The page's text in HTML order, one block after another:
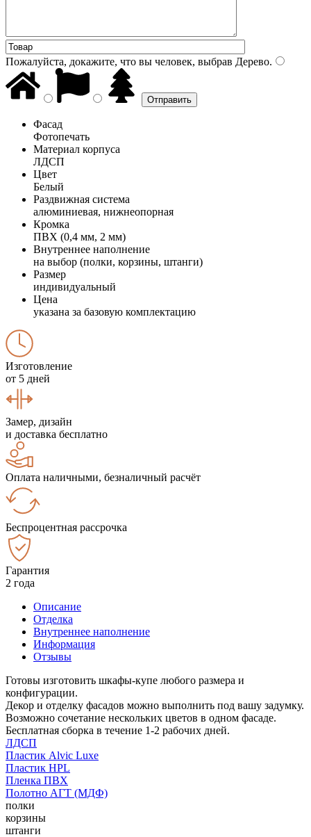
Пожалуйста, докажите, что вы человек, выбрав Дерево.
Фасад
Фотопечать
Материал корпуса
ЛДСП
Цвет
Белый
Раздвижная система
алюминиевая, нижнеопорная
Кромка
ПВХ (0,4 мм, 2 мм)
Внутреннее наполнение
на выбор (полки, корзины, штанги)
Размер
индивидуальный
Цена
указана за базовую комплектацию
Изготовление
от 5 дней
Замер, дизайн
и доставка бесплатно
Оплата наличными, безналичный расчёт
Беспроцентная рассрочка
Гарантия
2 года
Описание
Отделка
Внутреннее наполнение
Информация
Отзывы
Готовы изготовить шкафы-купе любого размера и
конфигурации.
Декор и отделку фасадов можно выполнить под вашу задумку.
Возможно сочетание нескольких цветов в одном фасаде.
Бесплатная сборка в течение 1-2 рабочих дней.
ЛДСП
Пластик Alvic Luxe
Пластик HPL
Пленка ПВХ
Полотно АГТ (МДФ)
полки
корзины
штанги